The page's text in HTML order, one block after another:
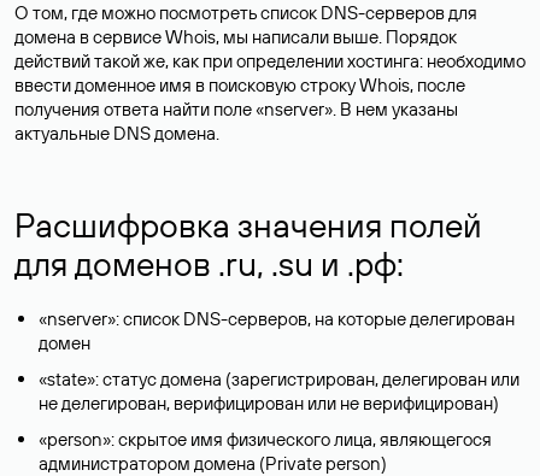
О том, где можно посмотреть список DNS-серверов для
домена в сервисе Whois, мы написали выше. Порядок
действий такой же, как при определении хостинга: необходимо
ввести доменное имя в поисковую строку Whois, после
получения ответа найти поле «nserver». В нем указаны
актуальные DNS домена.
Расшифровка значения полей
для доменов .ru, .su и .рф:
«nserver»: список DNS-серверов, на которые делегирован
домен
«state»: статус домена (зарегистрирован, делегирован или
не делегирован, верифицирован или не верифицирован)
«person»: скрытое имя физического лица, являющегося
администратором домена (Privatе person)